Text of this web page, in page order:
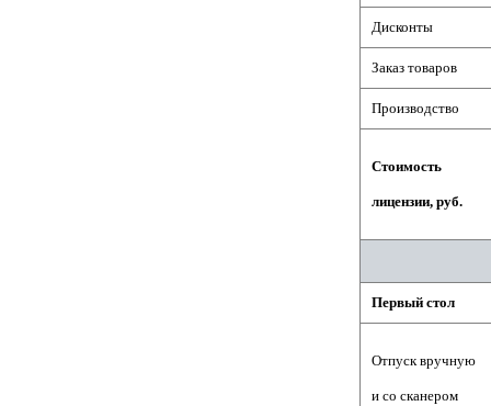
Дисконты
Заказ товаров
Производство
Стоимость
лицензии, руб.
Первый стол
Отпусквручную
и со сканером